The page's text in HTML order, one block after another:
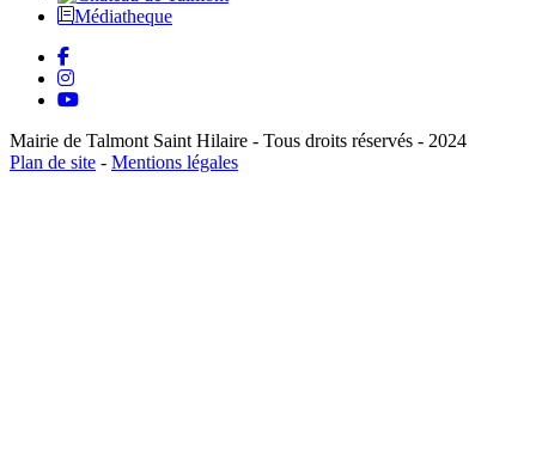
Médiatheque
Mairie de Talmont Saint Hilaire - Tous droits réservés - 2024
Plan de site - Mentions légales